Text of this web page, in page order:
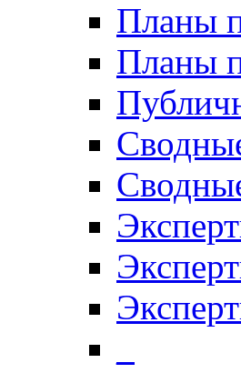
Планы
Планы